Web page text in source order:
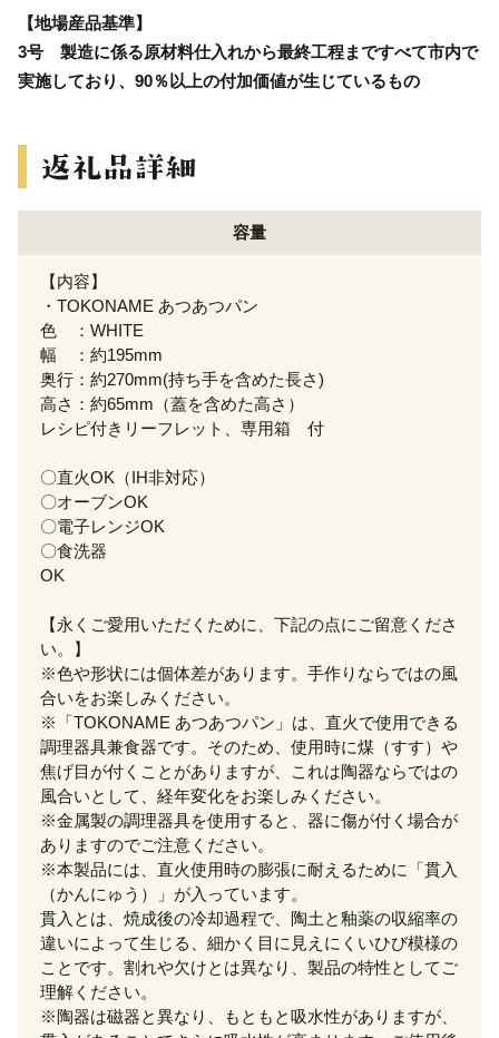
【地場産品基準】
3号 製造に係る原材料仕入れから最終工程まですべて市内で
実施しており、90％以上の付加価値が生じているもの
容量
【内容】
・TOKONAME あつあつパン
色 ：WHITE
幅 ：約195mm
奥行：約270mm(持ち手を含めた長さ)
高さ：約65mm（蓋を含めた高さ）
レシピ付きリーフレット、専用箱 付
〇直火OK（IH非対応）
〇オーブンOK
〇電子レンジOK
〇食洗器
OK
【永くご愛用いただくために、下記の点にご留意くださ
い。】
※色や形状には個体差があります。手作りならではの風
合いをお楽しみください。
※「TOKONAME あつあつパン」は、直火で使用できる
調理器具兼食器です。そのため、使用時に煤（すす）や
焦げ目が付くことがありますが、これは陶器ならではの
風合いとして、経年変化をお楽しみください。
※金属製の調理器具を使用すると、器に傷が付く場合が
ありますのでご注意ください。
※本製品には、直火使用時の膨張に耐えるために「貫入
（かんにゅう）」が入っています。
貫入とは、焼成後の冷却過程で、陶土と釉薬の収縮率の
違いによって生じる、細かく目に見えにくいひび模様の
ことです。割れや欠けとは異なり、製品の特性としてご
理解ください。
※陶器は磁器と異なり、もともと吸水性がありますが、